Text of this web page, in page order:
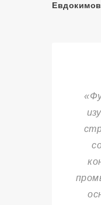
Евдокимов